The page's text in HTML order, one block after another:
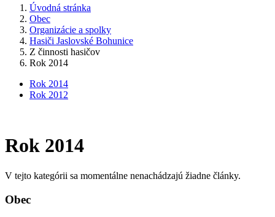
Úvodná stránka
Obec
Organizácie a spolky
Hasiči Jaslovské Bohunice
Z činnosti hasičov
Rok 2014
Rok 2014
Rok 2012
Rok 2014
V tejto kategórii sa momentálne nenachádzajú žiadne články.
Obec